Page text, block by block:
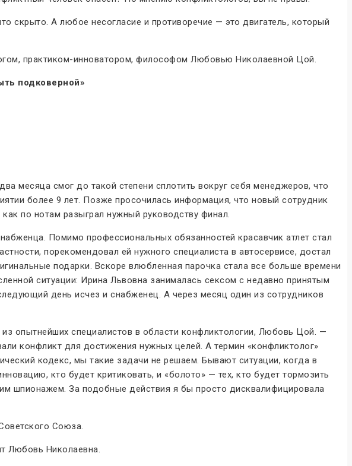
скрыто. А любое несогласие и противоречие — это двигатель, который
практиком-инноватором, философом Любовью Николаевной Цой.
подковерной»
месяца смог до такой степени сплотить вокруг себя менеджеров, что
более 9 лет. Позже просочилась информация, что новый сотрудник
по нотам разыграл нужный руководству финал.
Помимо профессиональных обязанностей красавчик атлет стал
порекомендовал ей нужного специалиста в автосервисе, достал
подарки. Вскоре влюбленная парочка стала все больше времени
ситуации: Ирина Львовна занималась сексом с недавно принятым
день исчез и снабженец. А через месяц один из сотрудников
опытнейших специалистов в области конфликтологии, Любовь Цой. —
конфликт для достижения нужных целей. А термин «конфликтолог»
кодекс, мы такие задачи не решаем. Бывают ситуации, когда в
кто будет критиковать, и «болото» — тех, кто будет тормозить
шпионажем. За подобные действия я бы просто дисквалифицировала
Союза.
Любовь Николаевна.